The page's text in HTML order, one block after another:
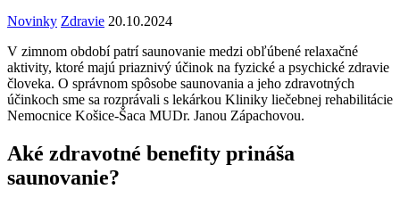
Novinky Zdravie 20.10.2024
V zimnom období patrí saunovanie medzi obľúbené relaxačné
aktivity, ktoré majú priaznivý účinok na fyzické a psychické zdravie
človeka. O správnom spôsobe saunovania a jeho zdravotných
účinkoch sme sa rozprávali s lekárkou Kliniky liečebnej rehabilitácie
Nemocnice Košice-Šaca MUDr. Janou Zápachovou.
Aké zdravotné benefity prináša
saunovanie?